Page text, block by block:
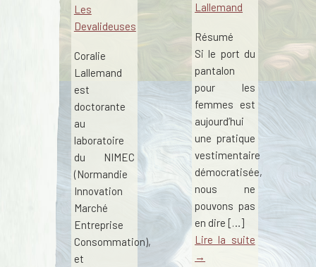
Les
Devalideuses
Coralie
Lallemand
est
doctorante
au
laboratoire
du NIMEC
(Normandie
Innovation
Marché
Entreprise
Consommation),
et
Lallemand
Résumé
Si le port du
pantalon
pour les
femmes est
aujourd’hui
une pratique
vestimentaire
démocratisée,
nous ne
pouvons pas
en dire […]
Lire la suite
→